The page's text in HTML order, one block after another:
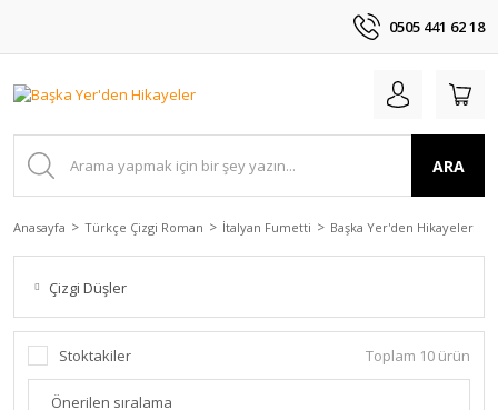
0505 441 62 18
ARA
Anasayfa Türkçe Çizgi Roman İtalyan Fumetti Başka Yer'den Hikayeler
Çizgi Düşler
Stoktakiler Toplam 10 ürün